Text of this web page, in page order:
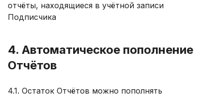
отчёты, находящиеся в учётной записи
Подписчика
4. Автоматическое пополнение
Отчётов
4.1. Остаток Отчётов можно пополнять